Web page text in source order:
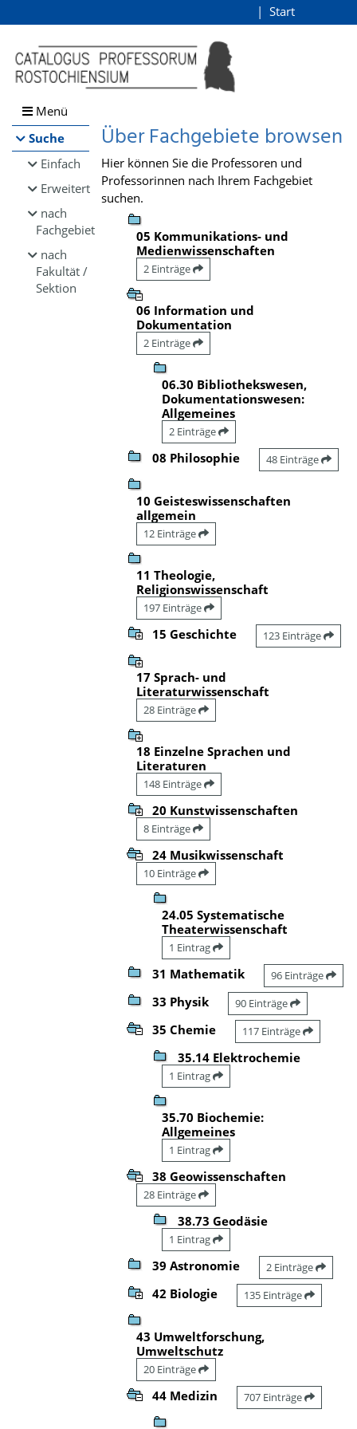
Browsen
direkt zum Inhalt
Start
Menü
Suche
Einfach
Erweitert
nach
Fachgebiet
nach
Fakultät /
Sektion
Über Fachgebiete browsen
Hier können Sie die Professoren und
Professorinnen nach Ihrem Fachgebiet
suchen.
05 Kommunikations- und
Medienwissenschaften
2 Einträge
06 Information und
Dokumentation
2 Einträge
06.30 Bibliothekswesen,
Dokumentationswesen:
Allgemeines
2 Einträge
08 Philosophie 48 Einträge
10 Geisteswissenschaften
allgemein
12 Einträge
11 Theologie,
Religionswissenschaft
197 Einträge
15 Geschichte 123 Einträge
17 Sprach- und
Literaturwissenschaft
28 Einträge
18 Einzelne Sprachen und
Literaturen
148 Einträge
20 Kunstwissenschaften
8 Einträge
24 Musikwissenschaft
10 Einträge
24.05 Systematische
Theaterwissenschaft
1 Eintrag
31 Mathematik 96 Einträge
33 Physik 90 Einträge
35 Chemie 117 Einträge
35.14 Elektrochemie
1 Eintrag
35.70 Biochemie:
Allgemeines
1 Eintrag
38 Geowissenschaften
28 Einträge
38.73 Geodäsie
1 Eintrag
39 Astronomie 2 Einträge
42 Biologie 135 Einträge
43 Umweltforschung,
Umweltschutz
20 Einträge
44 Medizin 707 Einträge